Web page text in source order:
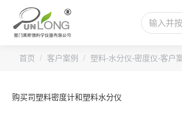
搜
索：
您的位置：
首页 客户案例 塑料-水分仪-密度仪-客户
购买司塑料密度计和塑料水分仪